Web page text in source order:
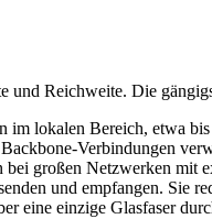
und Reichweite. Die
lokalen Bereich, etwa
Verbindungen
großen Netzwerken mit
und empfangen. Sie
einzige Glasfaser